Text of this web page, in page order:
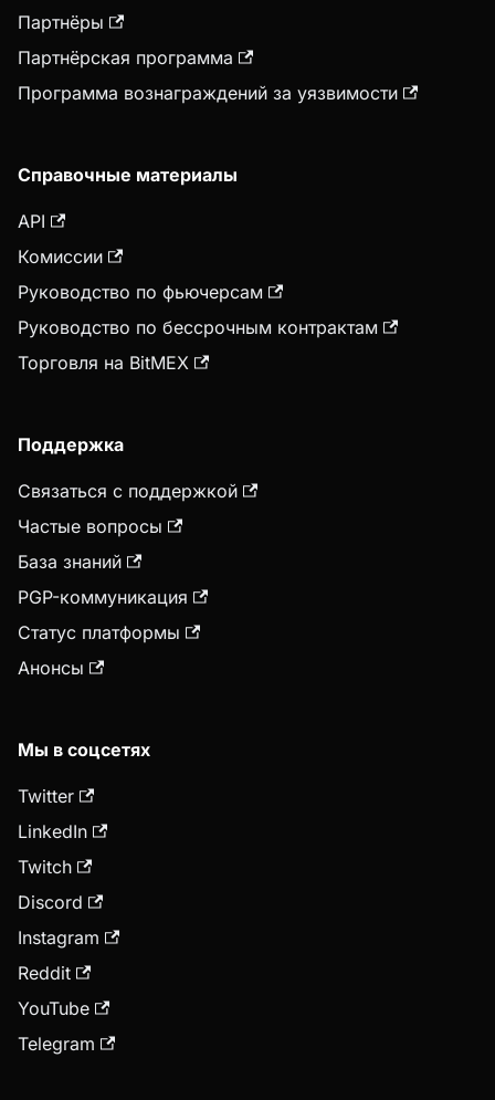
Партнёры
Партнёрская программа
Программа вознаграждений за уязвимости
Справочные материалы
API
Комиссии
Руководство по фьючерсам
Руководство по бессрочным контрактам
Торговля на BitMEX
Поддержка
Связаться с поддержкой
Частые вопросы
База знаний
PGP-коммуникация
Статус платформы
Анонсы
Мы в соцсетях
Twitter
LinkedIn
Twitch
Discord
Instagram
Reddit
YouTube
Telegram